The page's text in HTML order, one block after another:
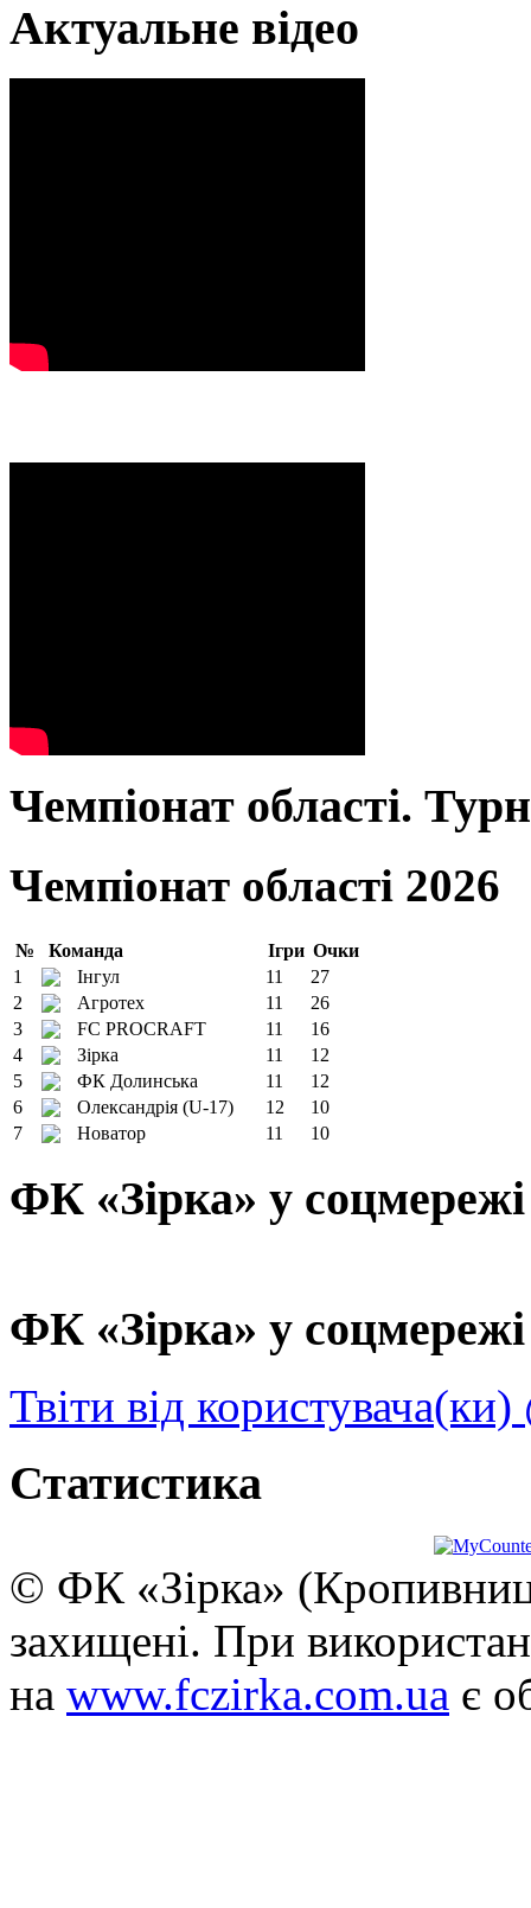
Актуальне відео
Чемпіонат області.
Чемпіонат області 2026
№ Команда Ігри Очки
1
Інгул 11
27
2
Агротех 11
26
3
FC PROCRAFT 11
16
4
Зірка 11
12
5
ФК Долинська 11
12
6
Олександрія (U-17) 12
10
7
Новатор 11 10
ФК «Зірка» у
ФК «Зірка» у
Твіти від
Статистика
© ФК «Зірка»
захищені. При
на www.fczirka.com.ua є